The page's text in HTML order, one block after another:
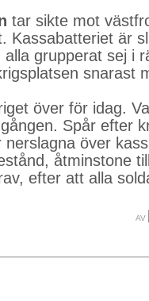
tar sikte mot
Kassabatteriet är
alla grupperat sej i
snarast
över för idag.
Spår efter
nerslagna över
åtminstone
efter att alla
AV